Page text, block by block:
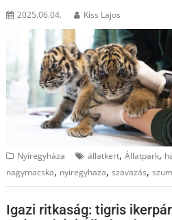
2025.06.04. Kiss Lajos
Nyíregyháza állatkert,Állatpark,
nagymacska, nyiregyhaza,szavazás,
Igazi ritkaság: tigris